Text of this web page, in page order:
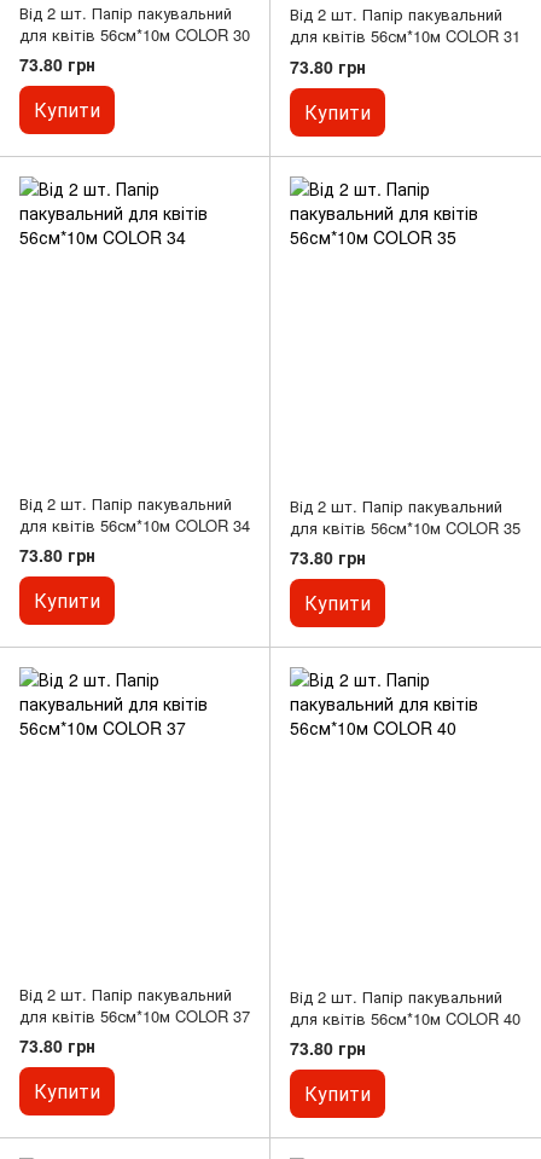
Від 2 шт. Папір пакувальний
для квітів 56см*10м COLOR 30
73.80 грн
Купити
Від 2 шт. Папір пакувальний
для квітів 56см*10м COLOR 31
73.80 грн
Купити
Від 2 шт. Папір пакувальний
для квітів 56см*10м COLOR 34
73.80 грн
Купити
Від 2 шт. Папір пакувальний
для квітів 56см*10м COLOR 35
73.80 грн
Купити
Від 2 шт. Папір пакувальний
для квітів 56см*10м COLOR 37
73.80 грн
Купити
Від 2 шт. Папір пакувальний
для квітів 56см*10м COLOR 40
73.80 грн
Купити